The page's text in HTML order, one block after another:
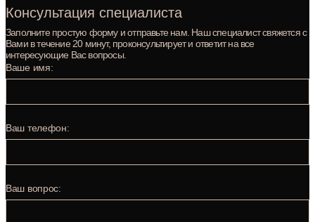
Консультация специалиста
Заполните простую форму и отправьте нам. Наш специалист свяжется с
Вами в течение 20 минут, проконсультирует и ответит на все
интересующие Вас вопросы.
Ваше имя:
Ваш телефон:
Ваш вопрос: